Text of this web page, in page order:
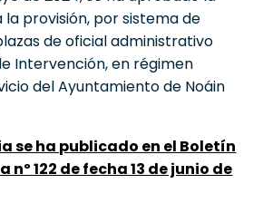
provisión, por sistema de
de oficial administrativo
Intervención, en régimen
del Ayuntamiento de Noáin
se ha publicado en el Boletín
122 de fecha 13 de junio de